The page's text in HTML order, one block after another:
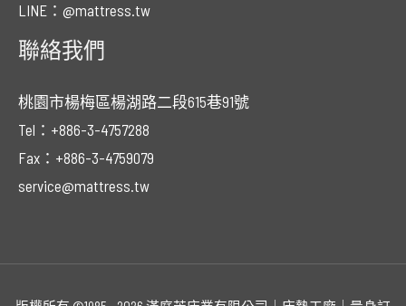
LINE：@mattress.tw
聯絡我們
桃園市楊梅區楊湖路二段615巷91號
Tel：+886-3-4757288
Fax：+886-3-4759079
service@mattress.tw